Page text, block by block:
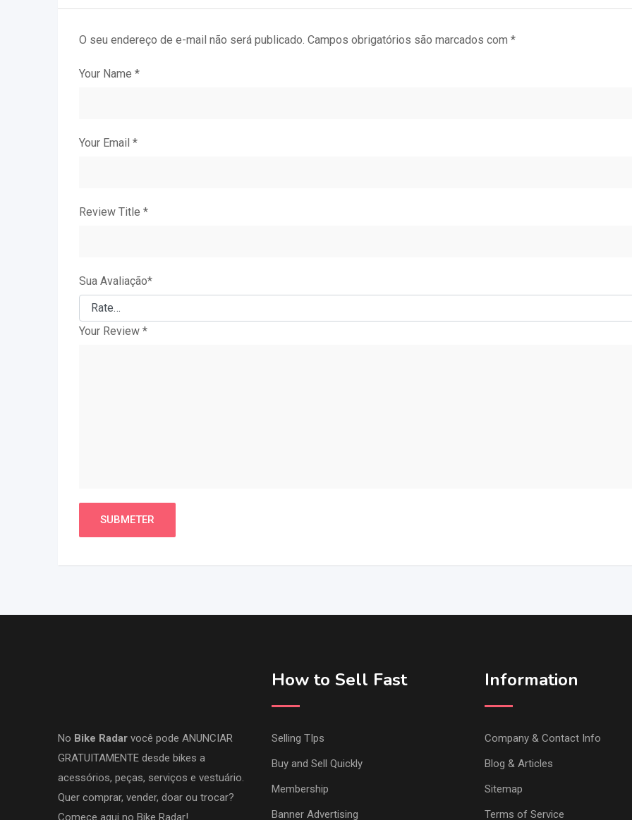
O seu endereço de e-mail não será publicado. Campos obrigatórios são marcados com *
Your Name *
Your Email *
Review Title *
Sua Avaliação*
Your Review *
No Bike Radar você pode ANUNCIAR
GRATUITAMENTE desde bikes a
acessórios, peças, serviços e vestuário.
Quer comprar, vender, doar ou trocar?
Comece aqui no Bike Radar!
How to Sell Fast
Selling TIps
Buy and Sell Quickly
Membership
Banner Advertising
Information
Company & Contact Info
Blog & Articles
Sitemap
Terms of Service